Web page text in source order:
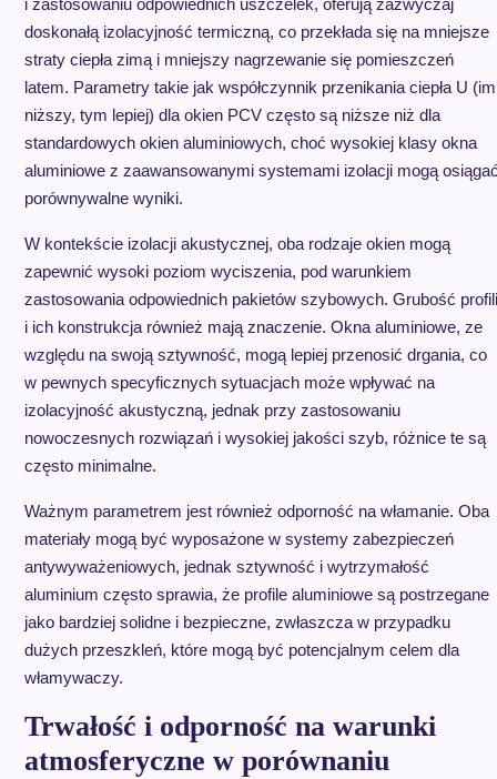
i zastosowaniu odpowiednich uszczelek, oferują zazwyczaj
doskonałą izolacyjność termiczną, co przekłada się na mniejsze
straty ciepła zimą i mniejszy nagrzewanie się pomieszczeń
latem. Parametry takie jak współczynnik przenikania ciepła U (im
niższy, tym lepiej) dla okien PCV często są niższe niż dla
standardowych okien aluminiowych, choć wysokiej klasy okna
aluminiowe z zaawansowanymi systemami izolacji mogą
porównywalne wyniki.
W kontekście izolacji akustycznej, oba rodzaje okien mogą
zapewnić wysoki poziom wyciszenia, pod warunkiem
zastosowania odpowiednich pakietów szybowych. Grubość profili
i ich konstrukcja również mają znaczenie. Okna aluminiowe, ze
względu na swoją sztywność, mogą lepiej przenosić drgania, co
w pewnych specyficznych sytuacjach może wpływać na
izolacyjność akustyczną, jednak przy zastosowaniu
nowoczesnych rozwiązań i wysokiej jakości szyb, różnice te są
często minimalne.
Ważnym parametrem jest również odporność na włamanie. Oba
materiały mogą być wyposażone w systemy zabezpieczeń
antywyważeniowych, jednak sztywność i wytrzymałość
aluminium często sprawia, że profile aluminiowe są postrzegane
jako bardziej solidne i bezpieczne, zwłaszcza w przypadku
dużych przeszkleń, które mogą być potencjalnym celem dla
włamywaczy.
Trwałość i odporność na warunki
atmosferyczne w porównaniu